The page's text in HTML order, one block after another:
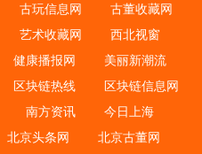
古玩信息网
古董收藏网
艺术收藏网
西北视窗
健康播报网
美丽新潮流
区块链热线
区块链信息网
南方资讯
今日上海
北京头条网
北京古董网